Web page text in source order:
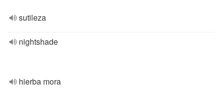
sutileza
nightshade
hierba mora